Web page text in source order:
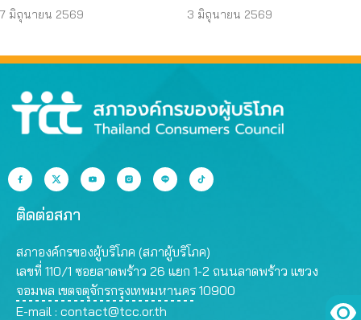
บริโภคหนุนฟ้อง – แก้
7 มิถุนายน 2569
เกณฑ์ชัด
3 มิถุนายน 2569
ติดต่อสภา
สภาองค์กรของผู้บริโภค (สภาผู้บริโภค)
เลขที่ 110/1 ซอยลาดพร้าว 26 แยก 1-2 ถนนลาดพร้าว แขวง
จอมพล เขตจตุจักรกรุงเทพมหานคร 10900
E-mail : contact@tcc.or.th